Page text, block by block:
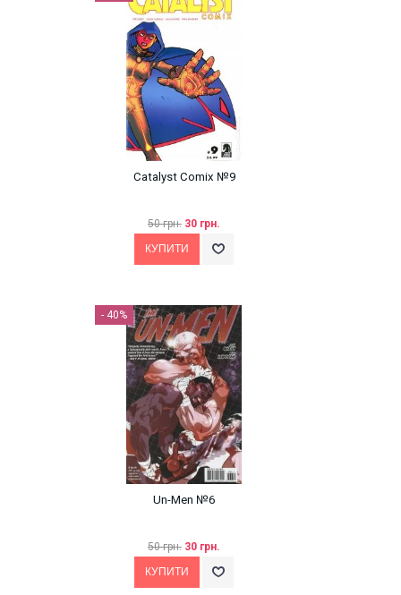
Catalyst Comix №9
50 грн. 30 грн.
- 40%
Un-Men №6
50 грн. 30 грн.